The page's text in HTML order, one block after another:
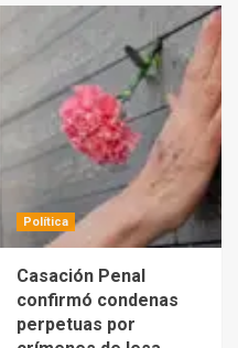
Política
Casación Penal
confirmó condenas
perpetuas por